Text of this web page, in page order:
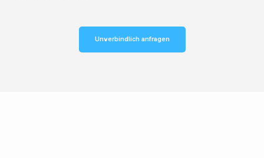
Unverbindlich anfragen